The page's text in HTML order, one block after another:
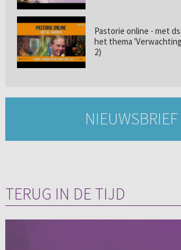
Pastorie online - met
het thema
2)
NIEUWSBRIEF
TERUG IN DE TIJD